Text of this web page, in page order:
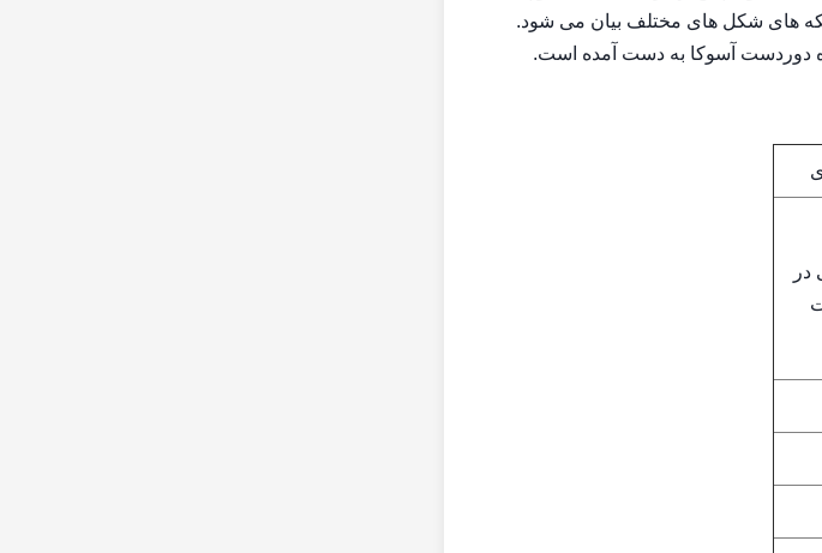
های شکل های مختلف بیان می شود.
دوردست آسوکا به دست آمده است.
در